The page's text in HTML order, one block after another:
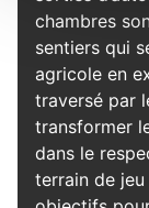
chambres
sentiers qui
agricole en
traversé par
transformer
dans le
terrain de jeu